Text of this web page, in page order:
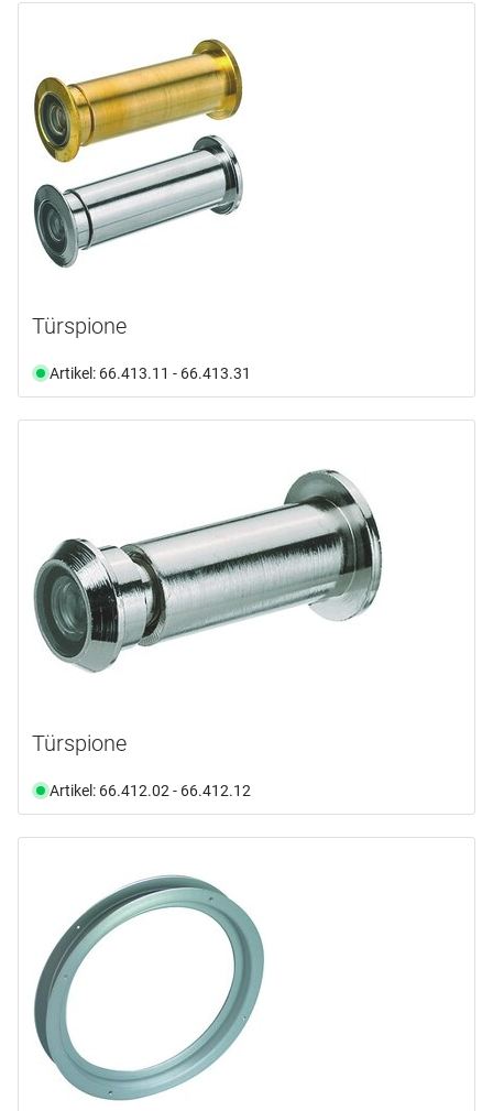
Türspione
Artikel: 66.413.11 - 66.413.31
Türspione
Artikel: 66.412.02 - 66.412.12